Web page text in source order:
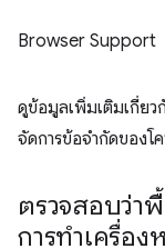
Browser Support
ดูข้อมูลเพิ่มเติมเกี่ย
จัดการข้อจำกัดของโ
ตรวจสอบว่า
การทําเครื่อง